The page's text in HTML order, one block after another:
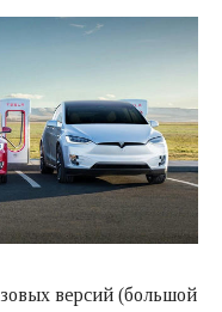
версий (большой